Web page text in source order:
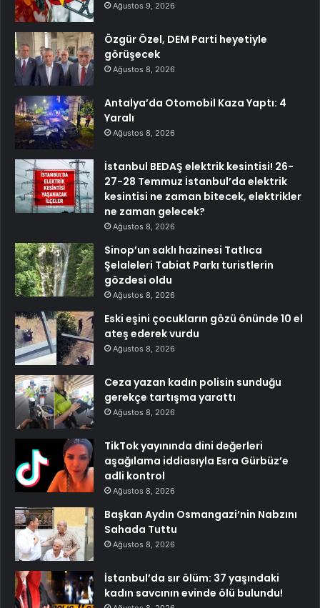
Ağustos 9, 2026
Özgür Özel, DEM Parti heyetiyle
görüşecek
Ağustos 8, 2026
Antalya’da Otomobil Kaza Yaptı: 4
Yaralı
Ağustos 8, 2026
İstanbul BEDAŞ elektrik kesintisi! 26-
27-28 Temmuz İstanbul’da elektrik
kesintisi ne zaman bitecek, elektrikler
ne zaman gelecek?
Ağustos 8, 2026
Sinop’un saklı hazinesi Tatlıca
Şelaleleri Tabiat Parkı turistlerin
gözdesi oldu
Ağustos 8, 2026
Eski eşini çocukların gözü önünde 10 el
ateş ederek vurdu
Ağustos 8, 2026
Ceza yazan kadın polisin sunduğu
gerekçe tartışma yarattı
Ağustos 8, 2026
TikTok yayınında dini değerleri
aşağılama iddiasıyla Esra Gürbüz’e
adli kontrol
Ağustos 8, 2026
Başkan Aydın Osmangazi’nin Nabzını
Sahada Tuttu
Ağustos 8, 2026
İstanbul’da sır ölüm: 37 yaşındaki
kadın savcının evinde ölü bulundu!